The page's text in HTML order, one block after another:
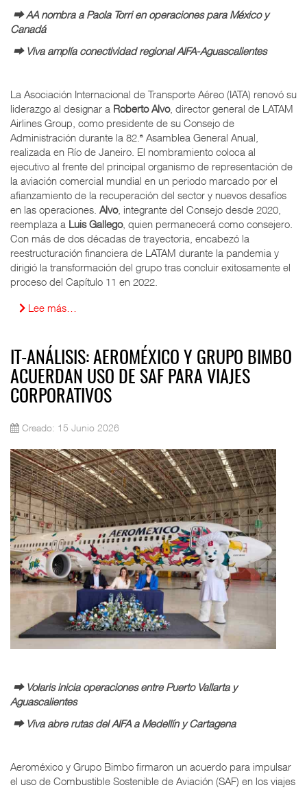
⮕ AA nombra a Paola Torri en operaciones para México y
Canadá
⮕ Viva amplía conectividad regional AIFA-Aguascalientes
La Asociación Internacional de Transporte Aéreo (IATA) renovó su
liderazgo al designar a Roberto Alvo, director general de LATAM
Airlines Group, como presidente de su Consejo de
Administración durante la 82.ª Asamblea General Anual,
realizada en Río de Janeiro. El nombramiento coloca al
ejecutivo al frente del principal organismo de representación de
la aviación comercial mundial en un periodo marcado por el
afianzamiento de la recuperación del sector y nuevos desafíos
en las operaciones. Alvo, integrante del Consejo desde 2020,
reemplaza a Luis Gallego, quien permanecerá como consejero.
Con más de dos décadas de trayectoria, encabezó la
reestructuración financiera de LATAM durante la pandemia y
dirigió la transformación del grupo tras concluir exitosamente el
proceso del Capítulo 11 en 2022.
Lee más…
IT-ANÁLISIS: AEROMÉXICO Y GRUPO BIMBO
ACUERDAN USO DE SAF PARA VIAJES
CORPORATIVOS
Creado: 15 Junio 2026
⮕ Volaris inicia operaciones entre Puerto Vallarta y
Aguascalientes
⮕ Viva abre rutas del AIFA a Medellín y Cartagena
Aeroméxico y Grupo Bimbo firmaron un acuerdo para impulsar
el uso de Combustible Sostenible de Aviación (SAF) en los viajes